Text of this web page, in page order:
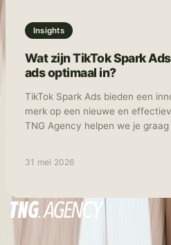
Insights
Wat zijn TikTok Spark
ads optimaal in?
TikTok Spark Ads bieden een
merk op een nieuwe en
TNG Agency helpen we je
31 mei 2026
Digital & Performance Marketing